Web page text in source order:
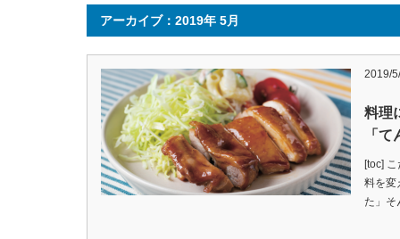
アーカイブ：2019年 5月
2019/
料理
「て
[toc]
料を変
た」そ